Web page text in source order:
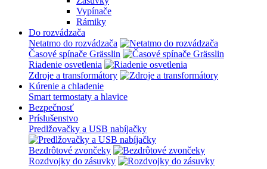
Vypínače
Rámiky
Do rozvádzača
Netatmo do rozvádzača
Časové spínače Grässlin
Riadenie osvetlenia
Zdroje a transformátory
Kúrenie a chladenie
Smart termostaty a hlavice
Bezpečnosť
Príslušenstvo
Predlžovačky a USB nabíjačky
Bezdrôtové zvončeky
Rozdvojky do zásuvky